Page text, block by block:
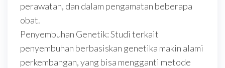
perawatan, dan dalam pengamatan beberapa
obat.
Penyembuhan Genetik: Studi terkait
penyembuhan berbasiskan genetika makin alami
perkembangan, yang bisa mengganti metode